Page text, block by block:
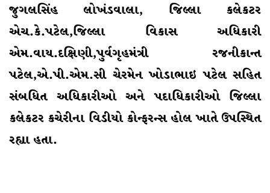
જુગલસિંહ લોખંડવાલા, જિલ્લા કલેકટર
એચ.કે.પટેલ,જિલ્લા વિકાસ અધિકારી
એમ.વાય.દક્ષિણી,પુર્વગૃહમંત્રી રજનીકાન્ત
પટેલ,એ.પી.એમ.સી ચેરમેન ખોડાભાઇ પટેલ સહિત
સંબધિત અધિકારીઓ અને પદાધિકારીઓ જિલ્લા
કલેકટર કચેરીના વિડીયો કોન્ફરન્સ હોલ ખાતે ઉપસ્થિત
રહ્યા હતા.